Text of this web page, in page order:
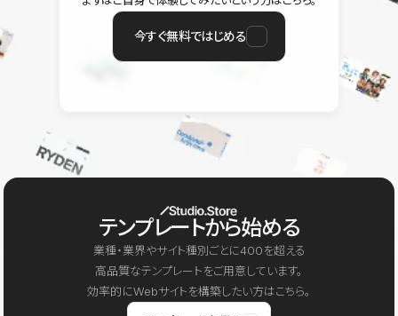
今すぐ無料ではじめる
テンプレートから始める
業種・業界やサイト種別ごとに400を超える
高品質なテンプレートをご用意しています。
効率的にWebサイトを構築したい方はこちら。